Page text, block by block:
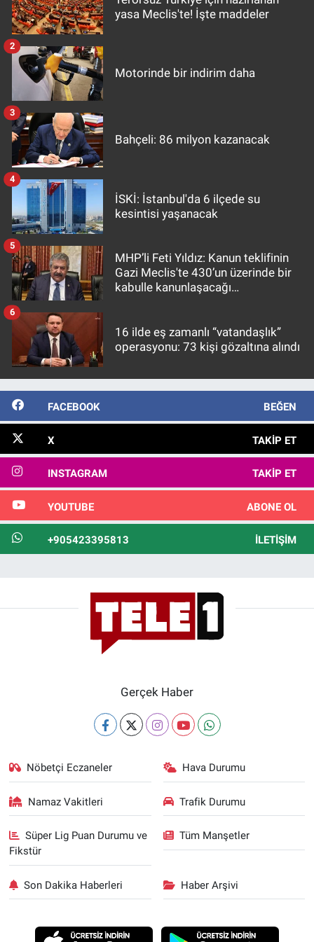
yasa Meclis'te! İşte maddeler
Motorinde bir indirim daha
2
Bahçeli: 86 milyon kazanacak
3
İSKİ: İstanbul'da 6 ilçede su
kesintisi yaşanacak
4
MHP’li Feti Yıldız: Kanun teklifinin
Gazi Meclis'te 430’un üzerinde bir
kabulle kanunlaşacağı
5
16 ilde eş zamanlı “vatandaşlık”
operasyonu: 73 kişi gözaltına alındı
6
FACEBOOK BEĞEN
X TAKIP ET
INSTAGRAM TAKIP ET
YOUTUBE ABONE OL
+905423395813 İLETIŞIM
Gerçek Haber
Nöbetçi Eczaneler Hava Durumu
Namaz Vakitleri Trafik Durumu
Süper Lig Puan Durumu ve
Fikstür
Tüm Manşetler
Son Dakika Haberleri Haber Arşivi